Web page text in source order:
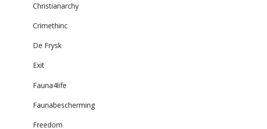
Christianarchy
Crimethinc
De Frysk
Exit
Fauna4life
Faunabescherming
Freedom